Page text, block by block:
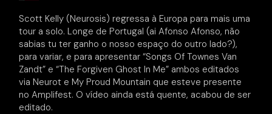
Scott Kelly (Neurosis) regressa à Europa para mais uma
tour a solo. Longe de Portugal (ai Afonso Afonso, não
sabias tu ter ganho o nosso espaço do outro lado?),
para variar, e para apresentar “Songs Of Townes Van
Zandt” e “The Forgiven Ghost In Me” ambos editados
via Neurot e My Proud Mountain que esteve presente
no Amplifest. O vídeo ainda está quente, acabou de ser
editado.